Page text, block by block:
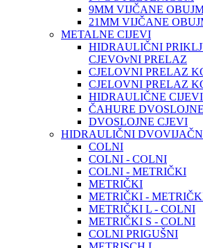
9MM VIJČANE
21MM VIJČANE
METALNE CIJEVI
HIDRAULIČNI
CJEVOvNI PRELAZ
CJELOVNI PRELAZ
CJELOVNI PRELAZ
HIDRAULIČNE
ČAHURE DVOSLOJNE
DVOSLOJNE CJEVI
HIDRAULIČNI
COLNI
COLNI - COLNI
COLNI - METRIČKI
METRIČKI
METRIČKI -
METRIČKI L - COLNI
METRIČKI S - COLNI
COLNI PRIGUŠNI